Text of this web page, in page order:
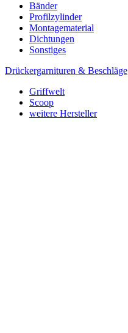
Bänder
Profilzylinder
Montagematerial
Dichtungen
Sonstiges
Drückergarnituren & Beschläge
Griffwelt
Scoop
weitere Hersteller